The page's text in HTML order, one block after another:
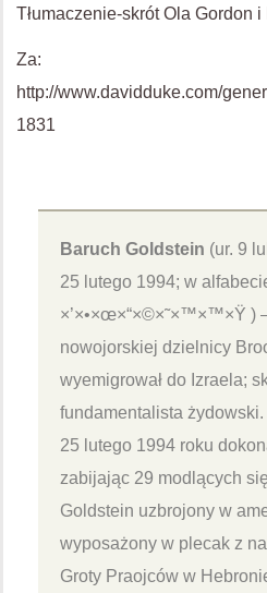
Tłumaczenie-skrót Ola Gordon
Za:
http://www.davidduke.com/
1831
Baruch Goldstein (ur. 9
25 lutego 1994; w
×’×•×œ×“×©×˜×™×™×Ÿ )
nowojorskiej dzielnicy
wyemigrował do Izraela;
fundamentalista żydowski.
25 lutego 1994 roku
zabijając 29 modlących
Goldstein uzbrojony w
wyposażony w plecak z
Groty Praojców w